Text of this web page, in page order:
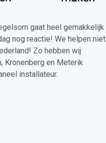
gaat heel gemakkelijk
nog reactie! We helpen niet
Zo hebben wij
Kronenberg en Meterik
installateur.